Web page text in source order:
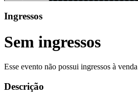
Ingressos
Sem ingressos
Esse evento não possui ingressos à venda
Descrição